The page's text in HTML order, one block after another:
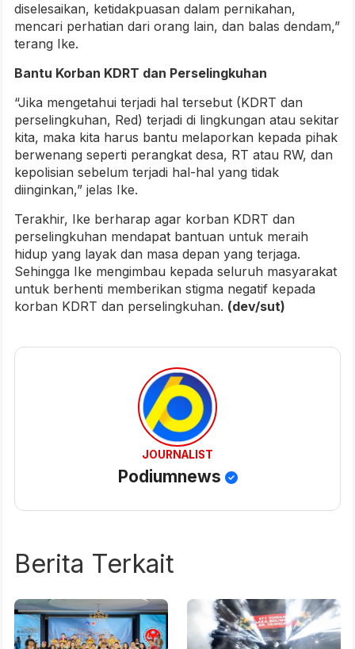
diselesaikan, ketidakpuasan dalam pernikahan,
mencari perhatian dari orang lain, dan balas dendam,”
terang Ike.
Bantu Korban KDRT dan Perselingkuhan
“Jika mengetahui terjadi hal tersebut (KDRT dan
perselingkuhan, Red) terjadi di lingkungan atau sekitar
kita, maka kita harus bantu melaporkan kepada pihak
berwenang seperti perangkat desa, RT atau RW, dan
kepolisian sebelum terjadi hal-hal yang tidak
diinginkan,” jelas Ike.
Terakhir, Ike berharap agar korban KDRT dan
perselingkuhan mendapat bantuan untuk meraih
hidup yang layak dan masa depan yang terjaga.
Sehingga Ike mengimbau kepada seluruh masyarakat
untuk berhenti memberikan stigma negatif kepada
korban KDRT dan perselingkuhan. (dev/sut)
JOURNALIST
Podiumnews
Berita Terkait